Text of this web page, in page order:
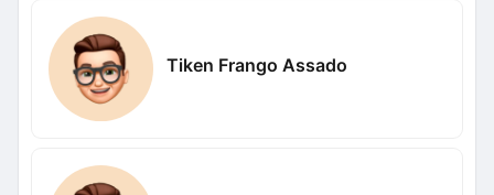
Tiken Frango Assado